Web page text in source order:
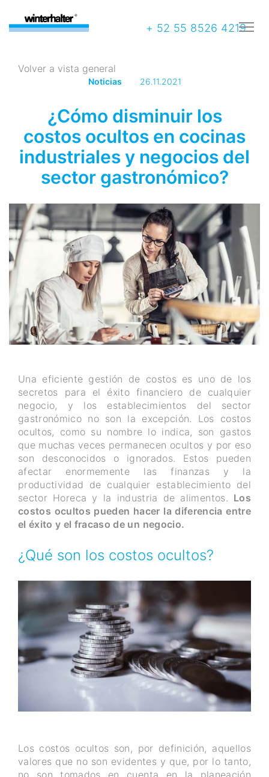
+ 52 55 8526 4219
Volver a vista general
Noticias 26.11.2021
¿Cómo disminuir los
costos ocultos en cocinas
industriales y negocios del
sector gastronómico?
Una eficiente gestión de costos es uno de los
secretos para el éxito financiero de cualquier
negocio, y los establecimientos del sector
gastronómico no son la excepción. Los costos
ocultos, como su nombre lo indica, son gastos
que muchas veces permanecen ocultos y por eso
son desconocidos o ignorados. Estos pueden
afectar enormemente las finanzas y la
productividad de cualquier establecimiento del
sector Horeca y la industria de alimentos. Los
costos ocultos pueden hacer la diferencia entre
el éxito y el fracaso de un negocio.
¿Qué son los costos ocultos?
Los costos ocultos son, por definición, aquellos
valores que no son evidentes y que, por lo tanto,